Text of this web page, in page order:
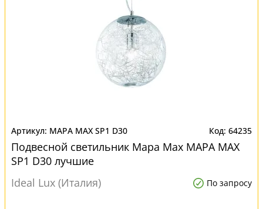
MAPA MAX SP1 D30 64235
Подвесной светильник Mapa Max MAPA MAX
SP1 D30 лучшие
Ideal Lux (Италия)
По запросу